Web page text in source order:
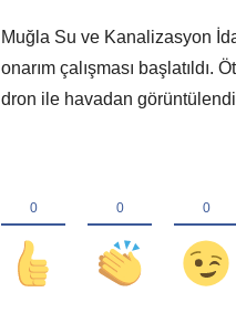
Muğla Su ve Kanalizasyon
onarım çalışması
dron ile havadan